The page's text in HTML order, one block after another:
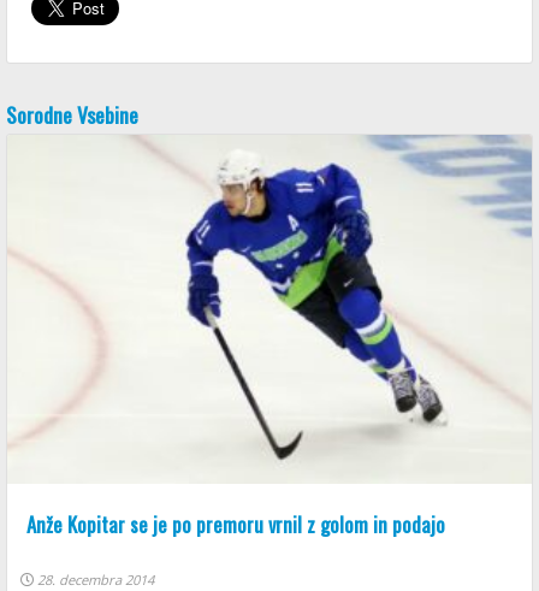
Sorodne Vsebine
Anže Kopitar se je po premoru vrnil z golom in podajo
28. decembra 2014